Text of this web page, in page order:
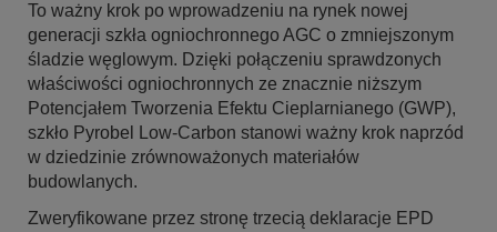
To ważny krok po wprowadzeniu na rynek nowej
generacji szkła ogniochronnego AGC o zmniejszonym
śladzie węglowym. Dzięki połączeniu sprawdzonych
właściwości ogniochronnych ze znacznie niższym
Potencjałem Tworzenia Efektu Cieplarnianego (GWP),
szkło Pyrobel Low-Carbon stanowi ważny krok naprzód
w dziedzinie zrównoważonych materiałów
budowlanych.
Zweryfikowane przez stronę trzecią deklaracje EPD